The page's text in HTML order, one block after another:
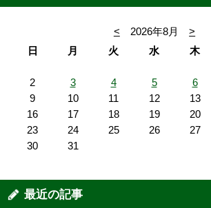
< 2026年8月
>
日
月 火 水 木
2
3 4 5 6
9
10 11 12 13
16
17 18 19 20
23
24 25 26 27
30
31
最近の記事